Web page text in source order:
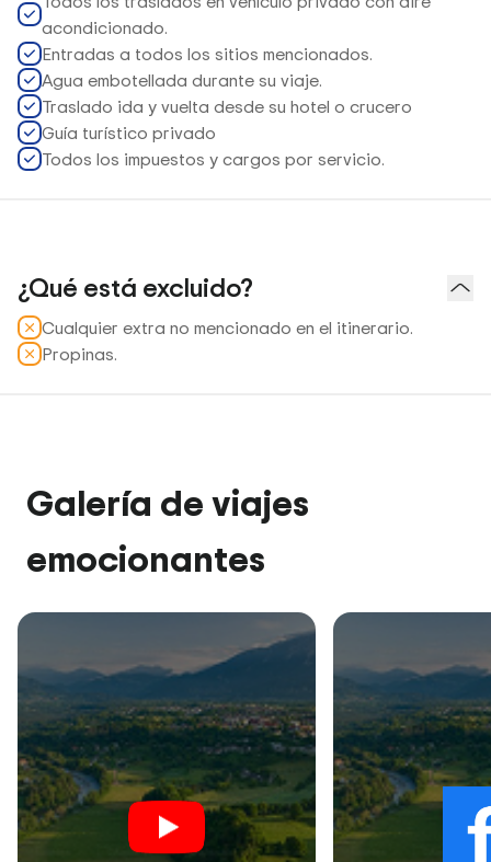
acondicionado.
Entradas a todos los sitios mencionados.
Agua embotellada durante su viaje.
Traslado ida y vuelta desde su hotel o crucero
Guía turístico privado
Todos los impuestos y cargos por servicio.
¿Qué está excluido?
Cualquier extra no mencionado en el itinerario.
Propinas.
Galería de viajes
emocionantes